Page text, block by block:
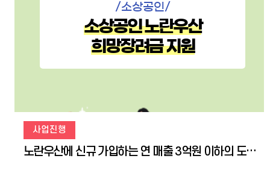
/소상공인/
소상공인 노란우산
희망장려금 지원
사업진행
노란우산에 신규 가입하는 연 매출 3억원 이하의 도내 소상공인과 영세 자영업자들에게 노란우산 희망장려금으로 1년 동안 매월 2만원씩 지원